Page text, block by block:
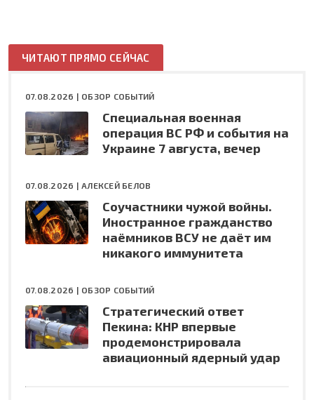
ЧИТАЮТ ПРЯМО СЕЙЧАС
07.08.2026 | ОБЗОР СОБЫТИЙ
Специальная военная
операция ВС РФ и события на
Украине 7 августа, вечер
07.08.2026 |АЛЕКСЕЙ БЕЛОВ
Соучастники чужой войны.
Иностранное гражданство
наёмников ВСУ не даёт им
никакого иммунитета
07.08.2026 | ОБЗОР СОБЫТИЙ
Стратегический ответ
Пекина: КНР впервые
продемонстрировала
авиационный ядерный удар